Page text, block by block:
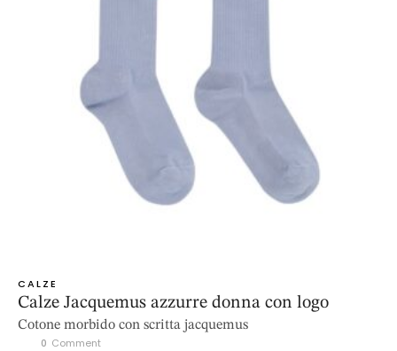
CALZE
Calze Jacquemus azzurre donna con logo
Cotone morbido con scritta jacquemus
0 Comment